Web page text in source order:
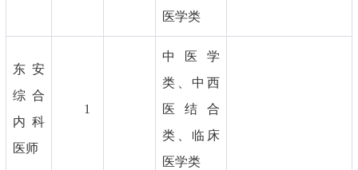
医学类
东安
综合
内科
医师
1
中医学
类、中西
医结合
类、临床
医学类